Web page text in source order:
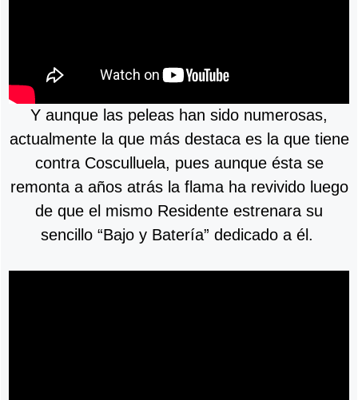
Y aunque las peleas han sido numerosas,
actualmente la que más destaca es la que tiene
contra Cosculluela, pues aunque ésta se
remonta a años atrás la flama ha revivido luego
de que el mismo Residente estrenara su
sencillo “Bajo y Batería” dedicado a él.